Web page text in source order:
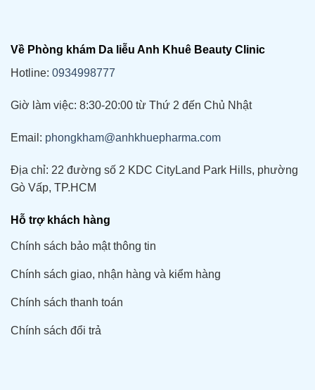
Về Phòng khám Da liễu Anh Khuê Beauty Clinic
Hotline: 0934998777
Giờ làm việc: 8:30-20:00 từ Thứ 2 đến Chủ Nhật
Email: phongkham@anhkhuepharma.com
Địa chỉ: 22 đường số 2 KDC CityLand Park Hills, phường
Gò Vấp, TP.HCM
Hỗ trợ khách hàng
Chính sách bảo mật thông tin
Chính sách giao, nhận hàng và kiểm hàng
Chính sách thanh toán
Chính sách đổi trả